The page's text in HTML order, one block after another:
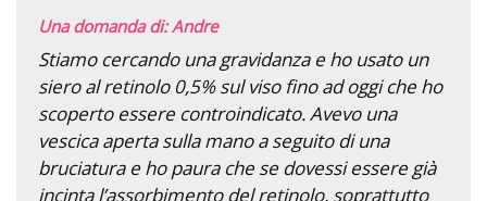
Una domanda di: Andre
Stiamo cercando una gravidanza e ho usato un
siero al retinolo 0,5% sul viso fino ad oggi che ho
scoperto essere controindicato. Avevo una
vescica aperta sulla mano a seguito di una
bruciatura e ho paura che se dovessi essere già
incinta l’assorbimento del retinolo, soprattutto